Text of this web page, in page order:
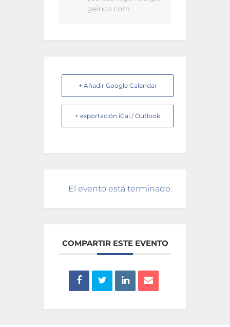
geinco.com
+ Añadir Google Calendar
+ exportación iCal / Outlook
El evento está terminado.
COMPARTIR ESTE EVENTO